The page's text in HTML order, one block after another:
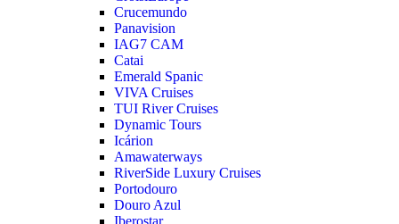
Crucemundo
Panavision
IAG7 CAM
Catai
Emerald Spanic
VIVA Cruises
TUI River Cruises
Dynamic Tours
Icárion
Amawaterways
RiverSide Luxury Cruises
Portodouro
Douro Azul
Iberostar